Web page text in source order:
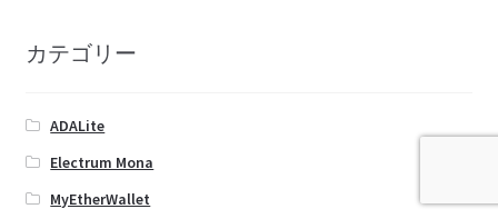
カテゴリー
ADALite
Electrum Mona
MyEtherWallet